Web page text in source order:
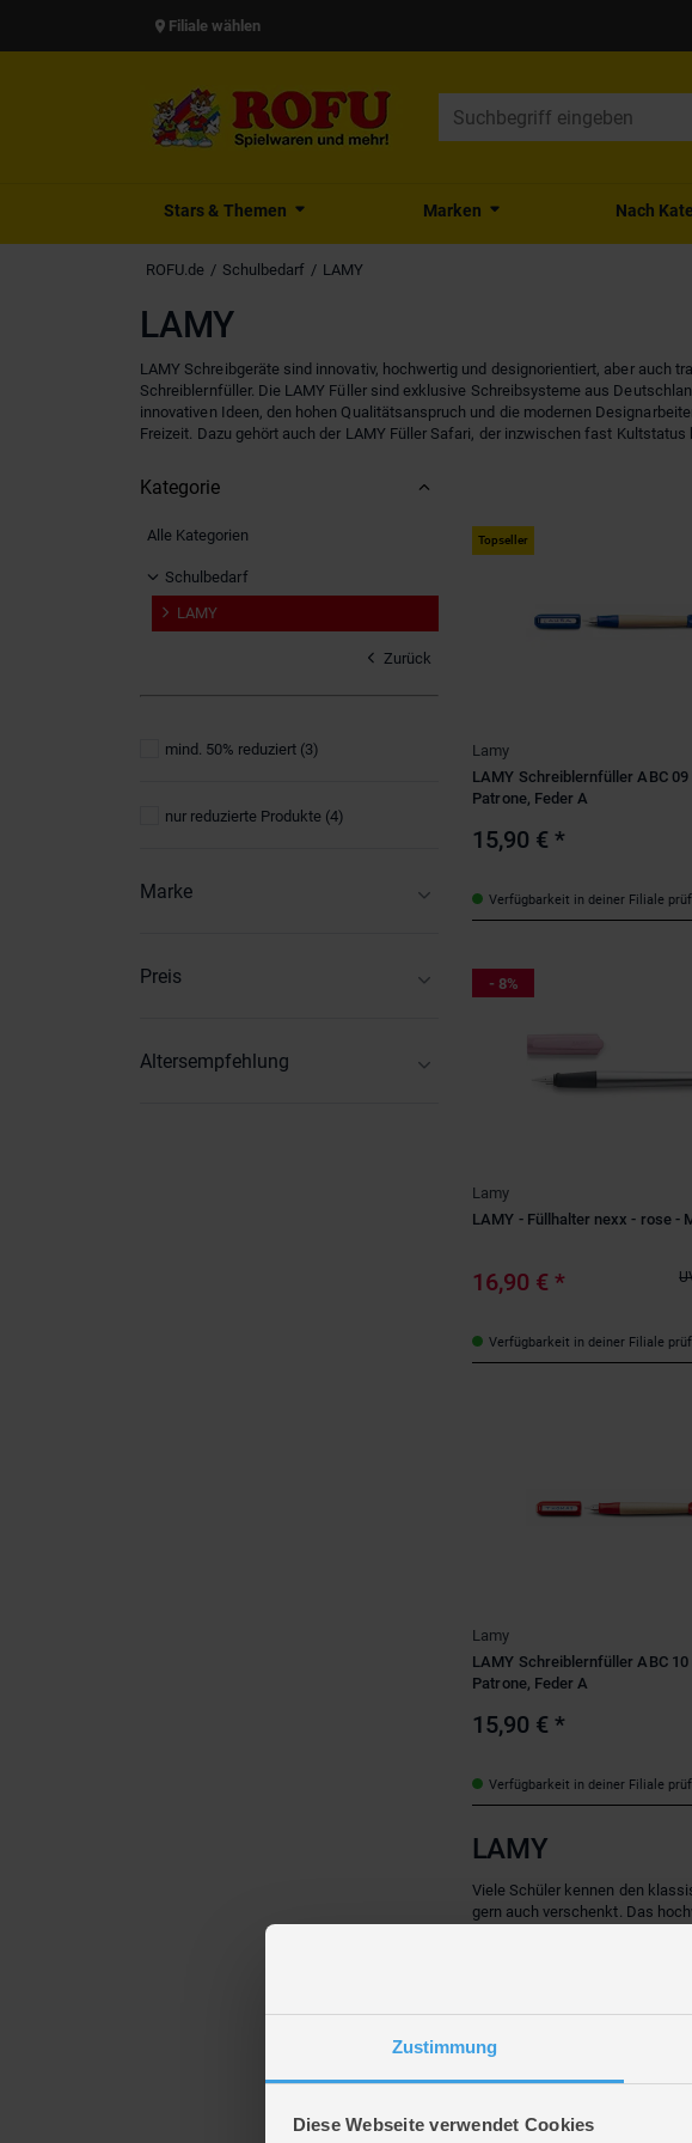
Zustimmung
Diese Webseite verwendet Cookies
Filiale wählen
Stars & Themen Marken Nach
ROFU.de Schulbedarf LAMY
LAMY
LAMY Schreibgeräte sind innovativ, hochwertig und designorientiert, aber auch
Schreiblernfüller. Die LAMY Füller sind exklusive Schreibsysteme aus
innovativen Ideen, den hohen Qualitätsanspruch und die modernen
Freizeit. Dazu gehört auch der LAMY Füller Safari, der inzwischen fast Kultstatus
Kategorie
Alle Kategorien
Schulbedarf
LAMY
Zurück
mind. 50% reduziert (3)
nur reduzierte Produkte (4)
Marke
Preis
Altersempfehlung
Topseller
Lamy
LAMY Schreiblernfüller ABC 09
Patrone, Feder A
15,90 € *
Verfügbarkeit in deiner Filiale
- 8%
Lamy
LAMY - Füllhalter nexx - rose -
16,90 € *
Verfügbarkeit in deiner Filiale
Lamy
LAMY Schreiblernfüller ABC
Patrone, Feder A
15,90 € *
Verfügbarkeit in deiner Filiale
LAMY
Viele Schüler kennen den
gern auch verschenkt. Das
Die Geschichte
1930 gründete C. Josef Lamy
Seit dem ersten LAMY Modell
Das erste Modell mit dem